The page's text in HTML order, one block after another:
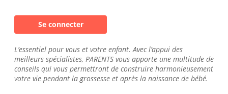
Se connecter
L’essentiel pour vous et votre enfant. Avec l’appui des
meilleurs spécialistes, PARENTS vous apporte une multitude de
conseils qui vous permettront de construire harmonieusement
votre vie pendant la grossesse et après la naissance de bébé.